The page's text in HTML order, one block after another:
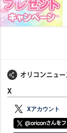
X
Xアカウント